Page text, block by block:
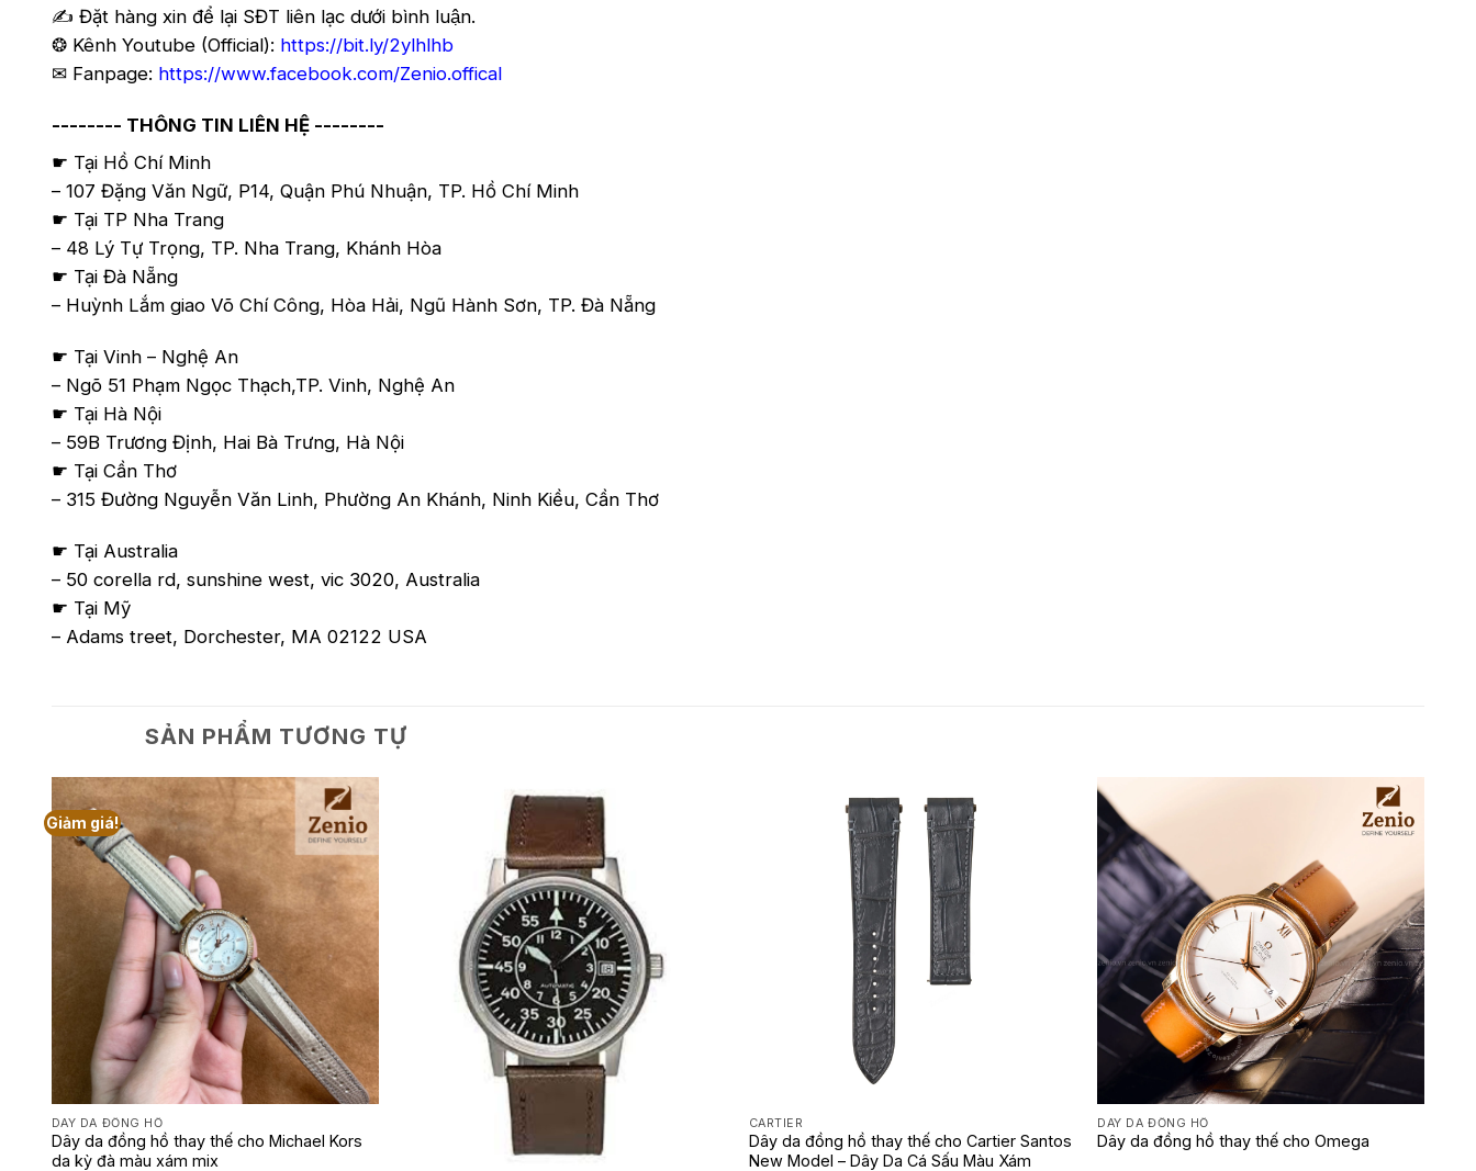
✍️ Đặt hàng xin để lại SĐT liên lạc dưới bình luận.
❂ Kênh Youtube (Official): https://bit.ly/2ylhlhb
✉ Fanpage: https://www.facebook.com/Zenio.offical
-------- THÔNG TIN LIÊN HỆ --------
☛ Tại Hồ Chí Minh
– 107 Đặng Văn Ngữ, P14, Quận Phú Nhuận, TP. Hồ Chí Minh
☛ Tại TP Nha Trang
– 48 Lý Tự Trọng, TP. Nha Trang, Khánh Hòa
☛ Tại Đà Nẵng
– Huỳnh Lắm giao Võ Chí Công, Hòa Hải, Ngũ Hành Sơn, TP. Đà Nẵng
☛ Tại Vinh – Nghệ An
– Ngõ 51 Phạm Ngọc Thạch,TP. Vinh, Nghệ An
☛ Tại Hà Nội
– 59B Trương Định, Hai Bà Trưng, Hà Nội
☛ Tại Cần Thơ
– 315 Đường Nguyễn Văn Linh, Phường An Khánh, Ninh Kiều, Cần Thơ
☛ Tại Australia
– 50 corella rd, sunshine west, vic 3020, Australia
☛ Tại Mỹ
– Adams treet, Dorchester, MA 02122 USA
SẢN PHẨM TƯƠNG TỰ
Giảm giá!
DÂY DA ĐỒNG HỒ
Dây da đồng hồ thay thế cho Michael Kors
da kỳ đà màu xám mix
CARTIER
Dây da đồng hồ thay thế cho Cartier Santos
New Model – Dây Da Cá Sấu Màu Xám
DÂY DA ĐỒNG HỒ
Dây da đồng hồ thay thế cho Omega